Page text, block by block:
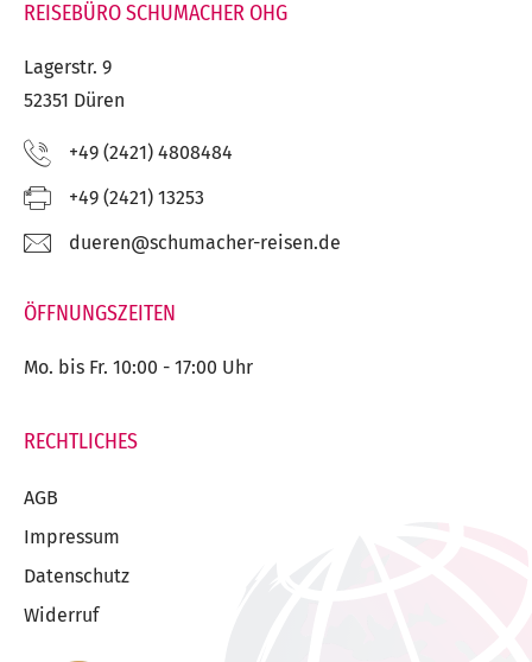
REISEBÜRO SCHUMACHER OHG
Lagerstr. 9
52351 Düren
Telefon:
+49 (2421) 4808484
Fax:+49 (2421) 13253
E-
ed.nesier-rehcamuhcs@nereud
ÖFFNUNGSZEITEN
Mo. bis Fr. 10:00 - 17:00 Uhr
RECHTLICHES
AGB
Impressum
Datenschutz
Widerruf